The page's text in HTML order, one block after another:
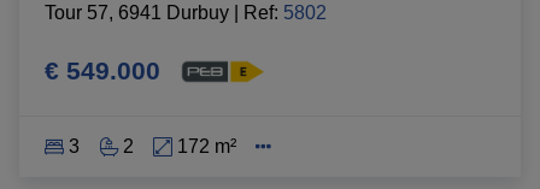
Tour 57, 6941 Durbuy Ref: 5802
€ 549.000
3 2 172 m²